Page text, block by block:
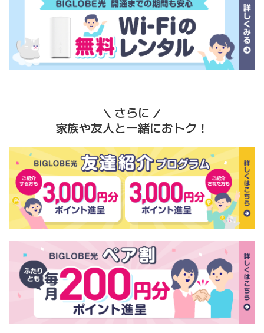
さらに
家族や友人と一緒におトク！